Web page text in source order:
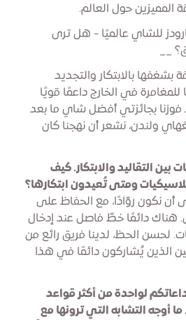
المميزين حول العالم.
للشاي عالميًا - هل ترى
__
بشغفها بالابتكار والتجديد
في الخارج داعمًا قويًا
فوزنا بجائزتي أفضل شاي ما بعد
ولندن، نشعر أن نهجنا كان
بين التقاليد والابتكار. كيف
ومتى تُعيدون ابتكارها؟
أن نكون روّادًا، مع الحفاظ على
هناك دائمًا خطّ فاصل عند إدخال
لحسن الحظ، لدينا فريق رائع من
الذين يُشاركون دائمًا في هذا
لواحدة من أكثر قواعد
ما أوجه التشابه التي ترونها مع